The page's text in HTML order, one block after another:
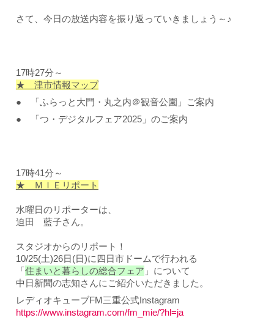
さて、今日の放送内容を振り返っていきましょう～♪
17時27分～
★ 津市情報マップ
● 「ふらっと大門・丸之内＠観音公園」ご案内
● 「つ・デジタルフェア2025」のご案内
17時41分～
★ ＭＩＥリポート
水曜日のリポーターは、
迫田 藍子さん。
スタジオからのリポート！
10/25(土)26日(日)に四日市ドームで行われる
「住まいと暮らしの総合フェア 」について
中日新聞の志知さんにご紹介いただきました。
レディオキューブFM三重公式Instagram
https://www.instagram.com/fm_mie/?hl=ja